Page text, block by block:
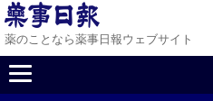
薬のことなら薬事日報ウェブサイト